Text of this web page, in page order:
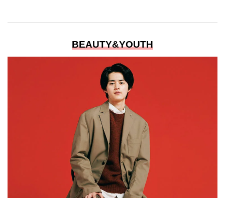
BEAUTY&YOUTH